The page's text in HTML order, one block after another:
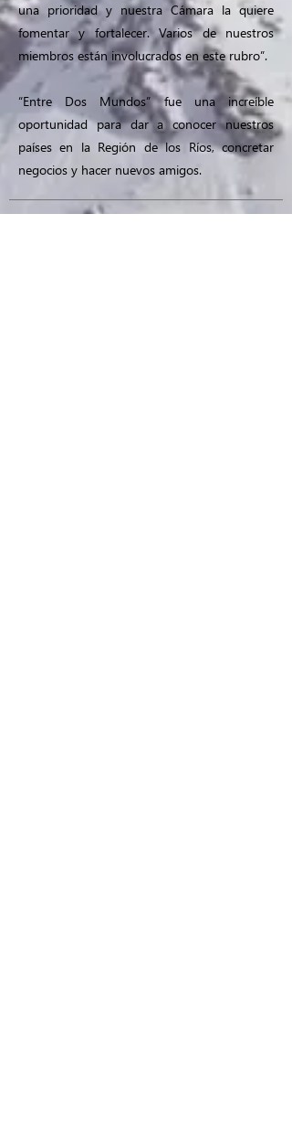
una prioridad y nuestra Cámara la quiere
fomentar y fortalecer. Varios de nuestros
miembros están involucrados en este rubro”.
“Entre Dos Mundos” fue una increíble
oportunidad para dar a conocer nuestros
países en la Región de los Ríos, concretar
negocios y hacer nuevos amigos.